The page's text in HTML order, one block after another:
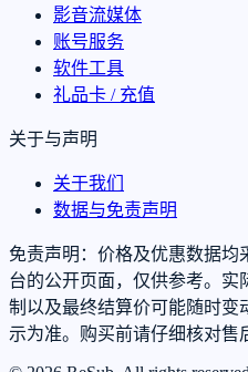
影音流媒体
账号服务
软件工具
礼品卡 / 充值
关于与声明
关于我们
数据与免责声明
免责声明：价格及优惠数据
台的公开页面，仅供参考。实
制以及最终结算价可能随时变
示为准。购买前请仔细核对售